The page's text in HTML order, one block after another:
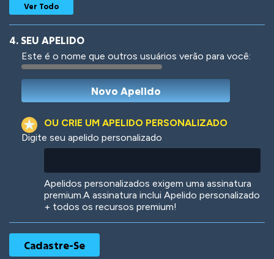
Woof Jungle Cats
Ver Todo
4. SEU APELIDO
Este é o nome que outros usuários verão para você:
OU CRIE UM APELIDO PERSONALIZADO
Digite seu apelido personalizado
Apelidos personalizados exigem uma assinatura
premium.A assinatura inclui Apelido personalizado
+ todos os recursos premium!